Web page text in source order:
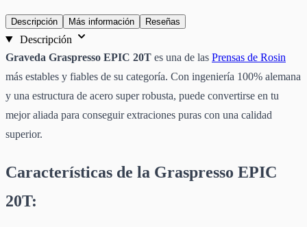
Descripción Más información Reseñas
Descripción
Graveda Graspresso EPIC 20T es una de las Prensas de Rosin
más estables y fiables de su categoría. Con ingeniería 100% alemana
y una estructura de acero super robusta, puede convertirse en tu
mejor aliada para conseguir extraciones puras con una calidad
superior.
Características de la Graspresso EPIC
20T: